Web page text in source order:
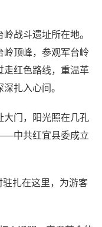
战斗遗址所在地。
岭顶峰，参观军台岭
走红色路线，重温革
扎入心间。
大门，阳光照在几孔
中共红宜县委成立
扎在这里，为游客